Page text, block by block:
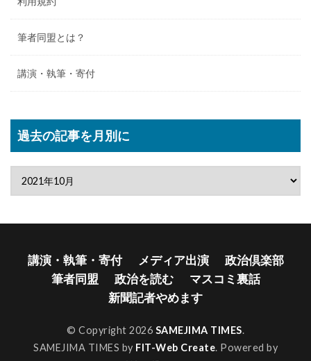
筆者同盟とは？
講演・執筆・寄付
過去の記事を月別に
講演・執筆・寄付 メディア出演
政治倶楽部
筆者同盟
政治を読む
マスコミ裏話
新聞記者やめます
© Copyright 2026 SAMEJIMA TIMES.
SAMEJIMA TIMES by FIT-Web Create. Powered by